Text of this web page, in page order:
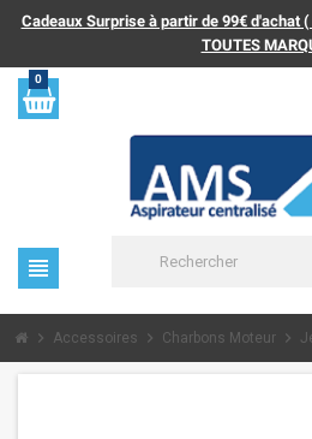
Cadeaux Surprise à partir de 99€ d'achat
TOUTES
0
view_headline
chevron_right Accessoires chevron_right Charbons Moteur chevron_right